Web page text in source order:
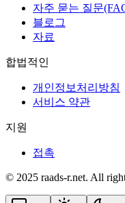
자주 묻는 질문
블로그
자료
합법적인
개인정보처리방침
서비스 약관
지원
접촉
© 2025 raads-r.net. All